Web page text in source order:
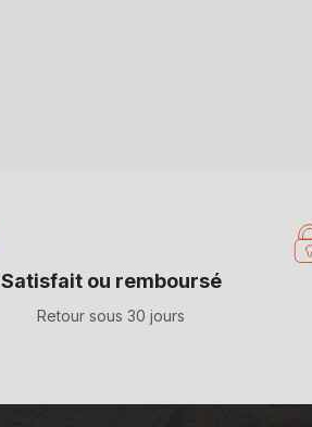
Satisfait ou remboursé
Retour sous 30 jours